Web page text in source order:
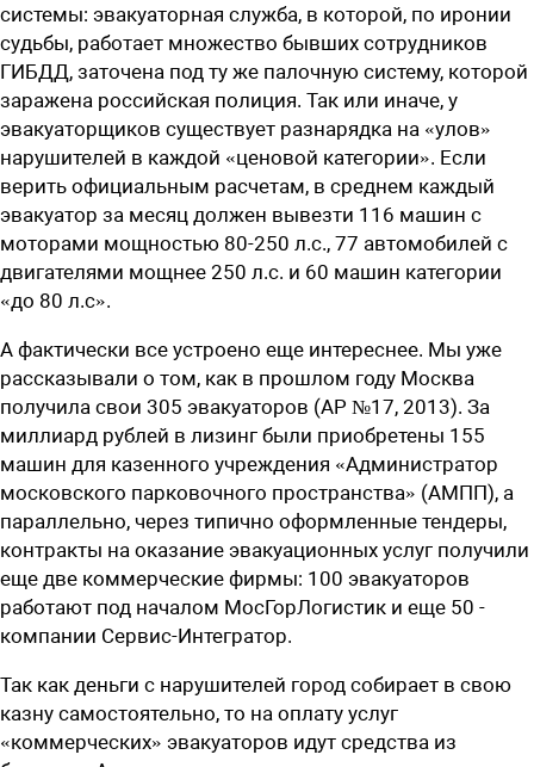
системы: эвакуаторная служба, в которой, по иронии
судьбы, работает множество бывших сотрудников
ГИБДД, заточена под ту же палочную систему, которой
заражена российская полиция. Так или иначе, у
эвакуаторщиков существует разнарядка на «улов»
нарушителей в каждой «ценовой категории». Если
верить официальным расчетам, в среднем каждый
эвакуатор за месяц должен вывезти 116 машин с
моторами мощностью 80-250 л.с., 77 автомобилей с
двигателями мощнее 250 л.с. и 60 машин категории
«до 80 л.с».
А фактически все устроено еще интереснее. Мы уже
рассказывали о том, как в прошлом году Москва
получила свои 305 эвакуаторов (АР №17, 2013). За
миллиард рублей в лизинг были приобретены 155
машин для казенного учреждения «Администратор
московского парковочного пространства» (АМПП), а
параллельно, через типично оформленные тендеры,
контракты на оказание эвакуационных услуг получили
еще две коммерчес­кие фирмы: 100 эвакуаторов
работают под началом МосГорЛогистик и еще 50 -
компании Сервис-Интегратор.
Так как деньги с нарушителей город собирает в свою
казну самостоятельно, то на оплату услуг
«коммерческих» эвакуаторов идут средства из